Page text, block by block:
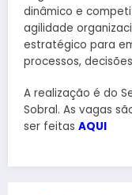
dinâmico e
agilidade
estratégico para
processos,
A realização é do
Sobral. As vagas
ser feitas AQUI